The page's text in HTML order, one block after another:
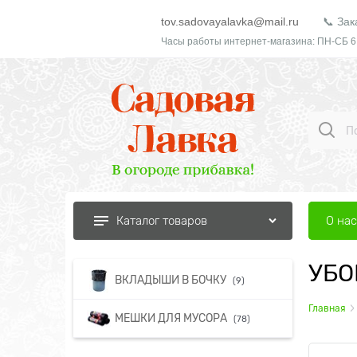
tov.sadovayalavka@mail.ru 📞
Часы работы интернет-магазина: ПН-СБ
Каталог товаров О нас
ВКЛАДЫШИ В БОЧКУ (9)
МЕШКИ ДЛЯ МУСОРА (78)
Главная